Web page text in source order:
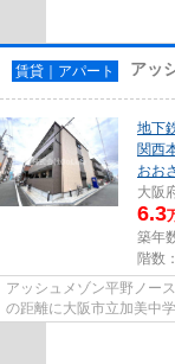
賃貸｜アパート アッ
地下
関西
おお
大阪
6.3
築年
階数
アッシュメゾン平野ノー
の距離に大阪市立加美中
分に駅のある物件です。